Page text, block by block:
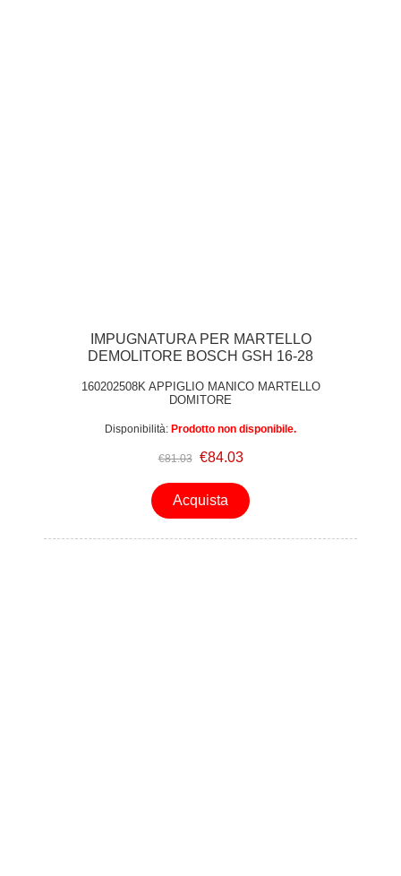
IMPUGNATURA PER MARTELLO
DEMOLITORE BOSCH GSH 16-28
160202508K APPIGLIO MANICO MARTELLO
DOMITORE
Disponibilità: Prodotto non disponibile.
€81.03 €84.03
Acquista